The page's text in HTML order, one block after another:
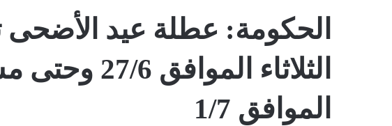
الحكومة: عطلة عيد الأضحى
الثلاثاء
الموافق 1/7